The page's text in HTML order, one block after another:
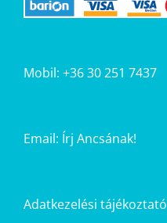
Mobil: +36 30 251 7437
Email: Írj Ancsának!
Adatkezelési tájékoztató